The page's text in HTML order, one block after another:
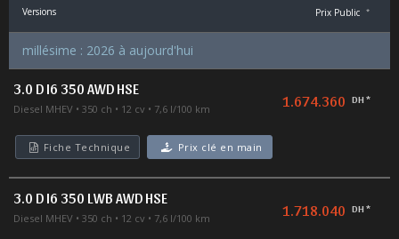
Versions Prix Public *
millésime : 2026 à aujourd'hui
3.0 D I6 350 AWD HSE
Diesel MHEV 350 ch 12 cv 7,6 l/100 km 1.674.360 DH *
Fiche Technique Prix clé en main
3.0 D I6 350 LWB AWD HSE
Diesel MHEV 350 ch 12 cv 7,6 l/100 km 1.718.040 DH *